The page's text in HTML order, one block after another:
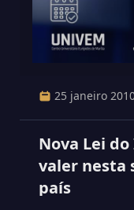
25 janeiro
Nova Lei
valer nesta
país